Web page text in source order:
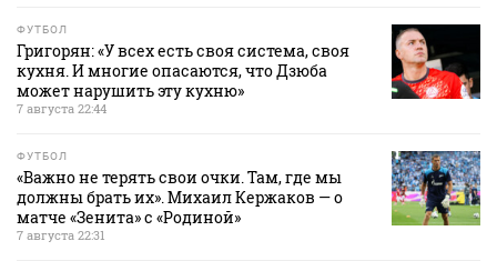
ФУТБОЛ
Григорян: «У всех есть своя система, своя
кухня. И многие опасаются, что Дзюба
может нарушить эту кухню»
7 августа 22:44
ФУТБОЛ
«Важно не терять свои очки. Там, где мы
должны брать их». Михаил Кержаков — о
матче «Зенита» с «Родиной»
7 августа 22:31